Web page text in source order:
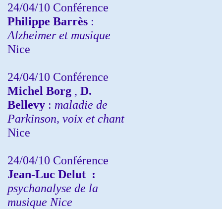
24/04/10 Conférence
Philippe Barrès :
Alzheimer et musique
Nice
24/04/10 Conférence
Michel Borg , D.
Bellevy : maladie de
Parkinson, voix et chant
Nice
24/04/10 Conférence
Jean-Luc Delut :
psychanalyse de la
musique Nice